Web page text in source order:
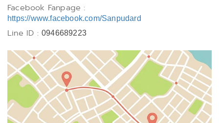
Facebook Fanpage :
https://www.facebook.com/Sanpudard
Line ID : 0946689223